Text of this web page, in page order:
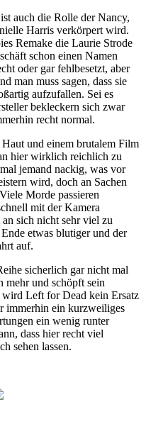
auch die Rolle der Nancy,
Harris verkörpert wird.
Remake die Laurie Strode
schon einen Namen
oder gar fehlbesetzt, aber
man muss sagen, dass sie
aufzufallen. Sei es
bekleckern sich zwar
recht normal.
und einem brutalem Film
hier wirklich reichlich zu
jemand nackig, was vor
wird, doch an Sachen
Morde passieren
mit der Kamera
sich nicht sehr viel zu
etwas blutiger und der
auf.
sicherlich gar nicht mal
mehr und schöpft sein
Left for Dead kein Ersatz
immerhin ein kurzweiliges
ein wenig runter
dass hier recht viel
sehen lassen.